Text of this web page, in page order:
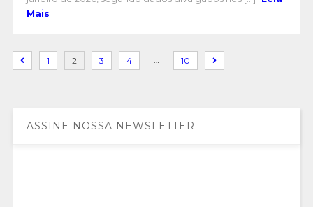
Mais
1 2 3 4 … 10
ASSINE NOSSA NEWSLETTER